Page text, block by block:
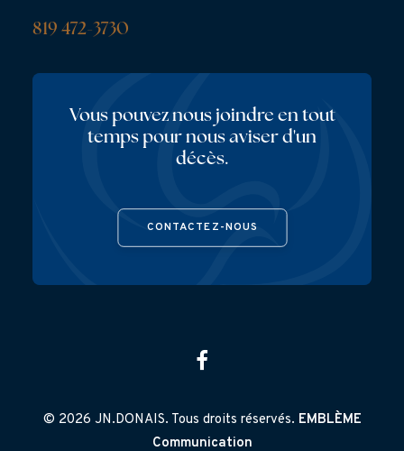
819 472-3730
Vous pouvez nous joindre en tout
temps pour nous aviser d'un
décès.
CONTACTEZ-NOUS
© 2026 JN.DONAIS. Tous droits réservés. EMBLÈME
Communication